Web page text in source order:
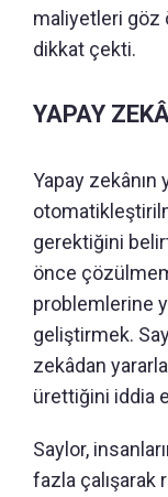
maliyetleri göz
dikkat çekti.
YAPAY
Yapay zekânın
gerektiğini
önce
problemlerine
geliştirmek.
zekâdan
ürettiğini iddia
Saylor,
fazla çalışarak